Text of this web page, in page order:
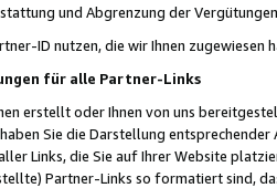
und Abgrenzung der
ID nutzen, die wir Ihnen zugewiesen
für alle Partner-Links
erstellt oder Ihnen von uns
Sie die Darstellung
Links, die Sie auf Ihrer Website
Partner-Links so formatiert sind,